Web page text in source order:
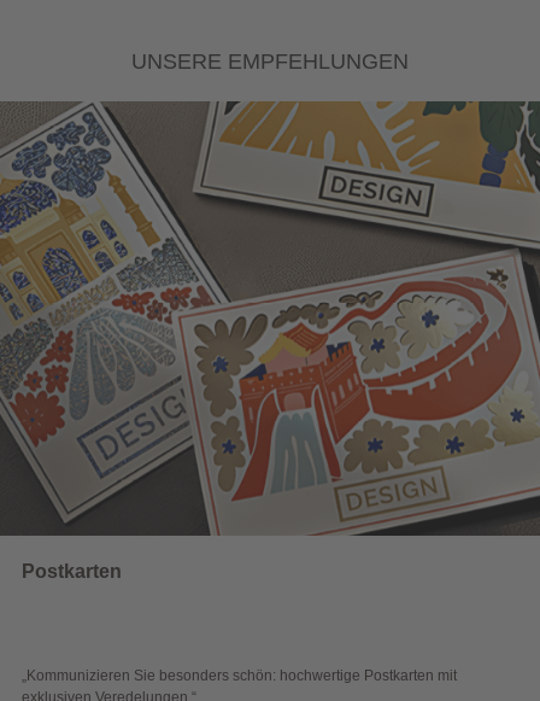
UNSERE EMPFEHLUNGEN
schön: hochwertige Postkarten mit
„Sichtbar und